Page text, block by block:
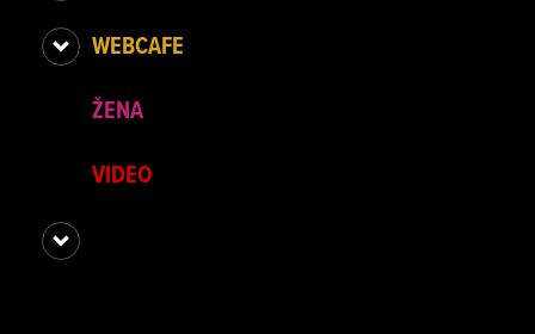
WEBCAFE
ŽENA
VIDEO